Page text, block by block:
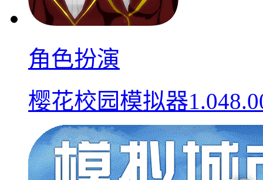
角色扮演
樱花校园模拟器